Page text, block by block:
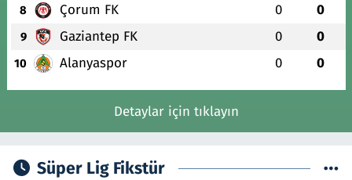
8 Çorum FK 0 0
9 Gaziantep FK 0 0
10 Alanyaspor 0 0
Detaylar için tıklayın
Süper Lig Fikstür